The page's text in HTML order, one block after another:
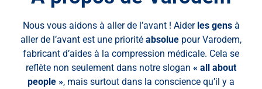
Nous vous aidons à aller de l’avant ! Aider les gensà
aller de l’avant est une priorité absolue pour Varodem,
fabricant d’aides à la compression médicale. Cela se
reflète non seulement dans notre slogan « all about
people », mais surtout dans la conscience qu’il y a